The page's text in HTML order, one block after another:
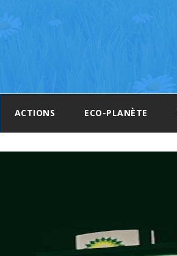
ACTIONS ECO-PLANÈTE